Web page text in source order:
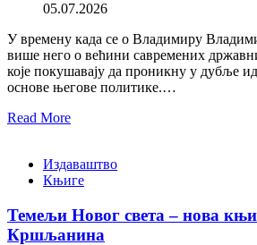
05.07.2026
У времену када се о Владимиру
више него о већини савремених
које покушавају да проникну у дубље
основе његове политике.…
Read More
Издаваштво
Књиге
Темељи Новог света – нова
Кршљанина